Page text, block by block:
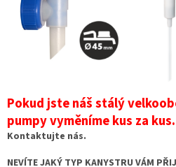
Pokud jste náš stálý
pumpy vyměníme kus za kus.
Kontaktujte nás.
NEVÍTE JAKÝ TYP KANYSTRU VÁM